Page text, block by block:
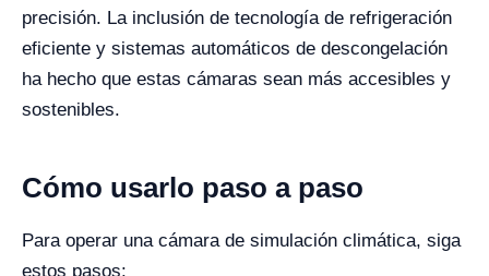
precisión. La inclusión de tecnología de refrigeración
eficiente y sistemas automáticos de descongelación
ha hecho que estas cámaras sean más accesibles y
sostenibles.
Cómo usarlo paso a paso
Para operar una cámara de simulación climática, siga
estos pasos: